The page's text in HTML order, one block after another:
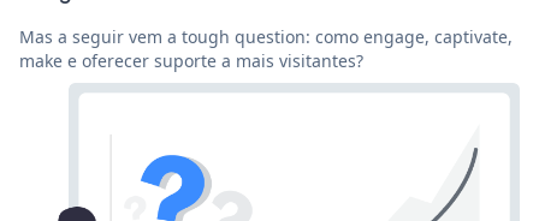
Mas a seguir vem a tough question: como engage, captivate,
make e oferecer suporte a mais visitantes?